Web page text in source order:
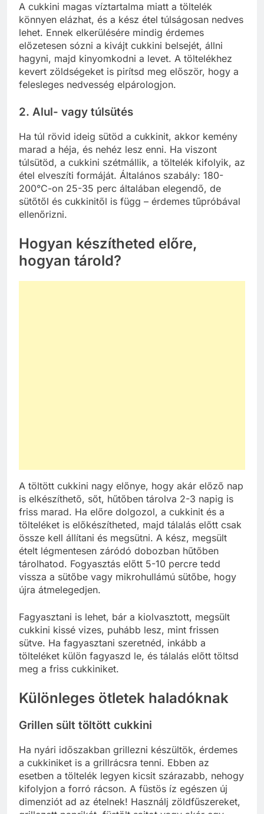
A cukkini magas víztartalma miatt a töltelék
könnyen elázhat, és a kész étel túlságosan nedves
lehet. Ennek elkerülésére mindig érdemes
előzetesen sózni a kivájt cukkini belsejét, állni
hagyni, majd kinyomkodni a levet. A töltelékhez
kevert zöldségeket is pirítsd meg először, hogy a
felesleges nedvesség elpárologjon.
2. Alul- vagy túlsütés
Ha túl rövid ideig sütöd a cukkinit, akkor kemény
marad a héja, és nehéz lesz enni. Ha viszont
túlsütöd, a cukkini szétmállik, a töltelék kifolyik, az
étel elveszíti formáját. Általános szabály: 180-
200°C-on 25-35 perc általában elegendő, de
sütőtől és cukkinitől is függ – érdemes tűpróbával
ellenőrizni.
Hogyan készítheted előre,
hogyan tárold?
A töltött cukkini nagy előnye, hogy akár előző nap
is elkészíthető, sőt, hűtőben tárolva 2-3 napig is
friss marad. Ha előre dolgozol, a cukkinit és a
tölteléket is előkészítheted, majd tálalás előtt csak
össze kell állítani és megsütni. A kész, megsült
ételt légmentesen záródó dobozban hűtőben
tárolhatod. Fogyasztás előtt 5-10 percre tedd
vissza a sütőbe vagy mikrohullámú sütőbe, hogy
újra átmelegedjen.
Fagyasztani is lehet, bár a kiolvasztott, megsült
cukkini kissé vizes, puhább lesz, mint frissen
sütve. Ha fagyasztani szeretnéd, inkább a
tölteléket külön fagyaszd le, és tálalás előtt töltsd
meg a friss cukkiniket.
Különleges ötletek haladóknak
Grillen sült töltött cukkini
Ha nyári időszakban grillezni készültök, érdemes
a cukkiniket is a grillrácsra tenni. Ebben az
esetben a töltelék legyen kicsit szárazabb, nehogy
kifolyjon a forró rácson. A füstös íz egészen új
dimenziót ad az ételnek! Használj zöldfűszereket,